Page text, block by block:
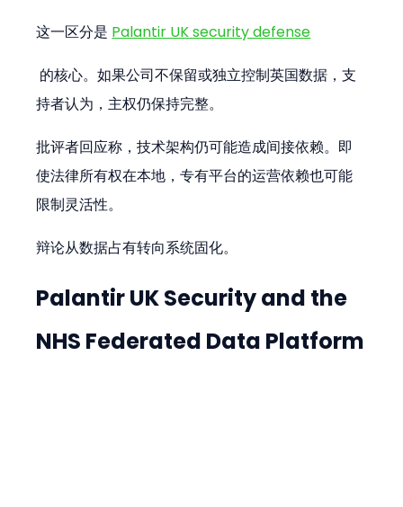
这一区分是 Palantir UK security defense
持者认为，主权仍保持完整。
批评者回应称，技术架构仍可能造成间接依赖。即
使法律所有权在本地，专有平台的运营依赖也可能
限制灵活性。
辩论从数据占有转向系统固化。
Palantir UK Security and the
NHS Federated Data Platform